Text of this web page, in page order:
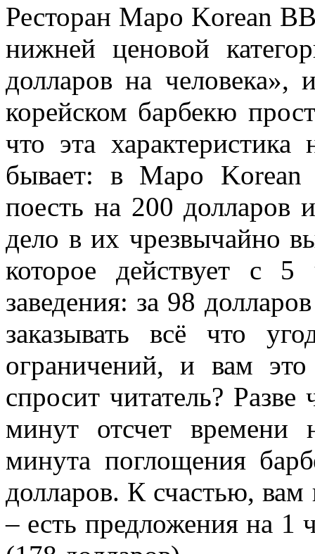
Ресторан Mapo Korean
нижней ценовой
долларов на
корейском барбекю
что эта
бывает: в Mapo Korean
поесть на 200
дело в их чрезвычайно
которое действует с
заведения: за 98
заказывать всё что
ограничений, и вам
спросит читатель?
минут отсчет времени
минута поглощения
долларов. К счастью, вам
– есть предложения на 1